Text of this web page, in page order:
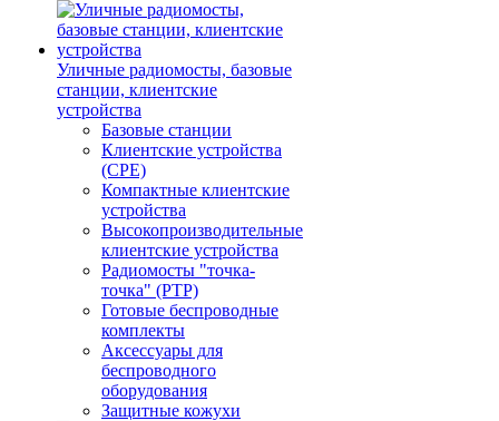
Уличные радиомосты, базовые
станции, клиентские
устройства
Базовые станции
Клиентские устройства
(CPE)
Компактные клиентские
устройства
Высокопроизводительные
клиентские устройства
Радиомосты "точка-
точка" (PTP)
Готовые беспроводные
комплекты
Аксессуары для
беспроводного
оборудования
Защитные кожухи